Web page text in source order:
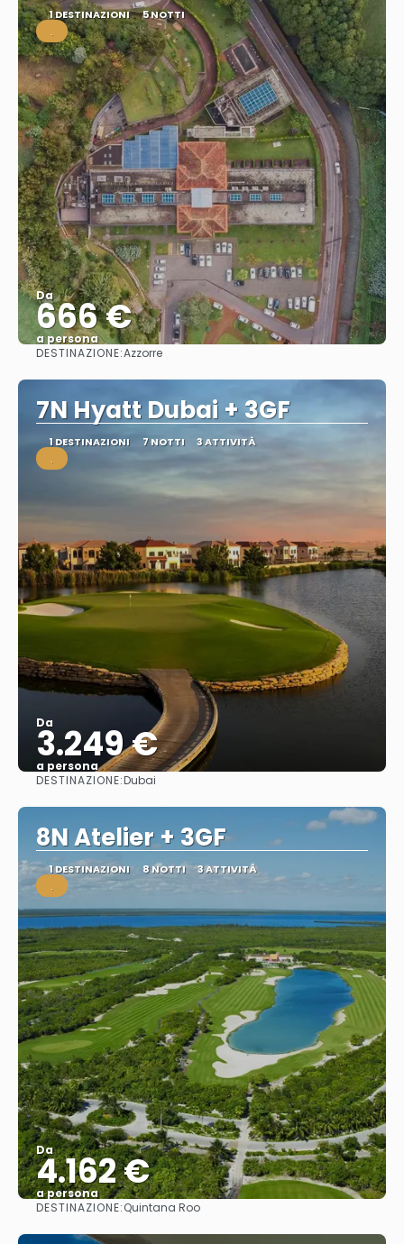
1 DESTINAZIONI 5 NOTTI
.
Da
666 €
a persona
DESTINAZIONE:Azzorre
7N Hyatt Dubai + 3GF
1 DESTINAZIONI 7 NOTTI 3 ATTIVITÀ
.
Da
3.249 €
a persona
DESTINAZIONE:Dubai
8N Atelier + 3GF
1 DESTINAZIONI 8 NOTTI 3 ATTIVITÀ
.
Da
4.162 €
a persona
Vedere
DESTINAZIONE:Quintana Roo